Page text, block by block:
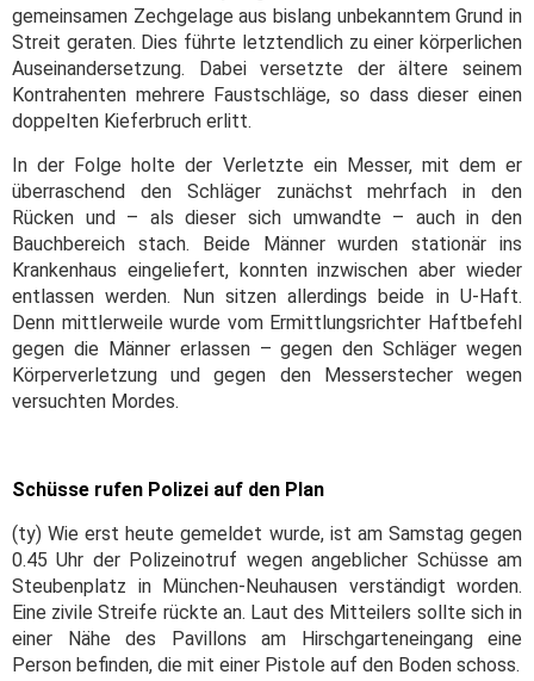
gemeinsamen Zechgelage aus bislang unbekanntem Grund in
Streit geraten. Dies führte letztendlich zu einer körperlichen
Auseinandersetzung. Dabei versetzte der ältere seinem
Kontrahenten mehrere Faustschläge, so dass dieser einen
doppelten Kieferbruch erlitt.
In der Folge holte der Verletzte ein Messer, mit dem er
überraschend den Schläger zunächst mehrfach in den
Rücken und – als dieser sich umwandte – auch in den
Bauchbereich stach. Beide Männer wurden stationär ins
Krankenhaus eingeliefert, konnten inzwischen aber wieder
entlassen werden. Nun sitzen allerdings beide in U-Haft.
Denn mittlerweile wurde vom Ermittlungsrichter Haftbefehl
gegen die Männer erlassen – gegen den Schläger wegen
Körperverletzung und gegen den Messerstecher wegen
versuchten Mordes.
Schüsse rufen Polizei auf den Plan
(ty) Wie erst heute gemeldet wurde, ist am Samstag gegen
0.45 Uhr der Polizeinotruf wegen angeblicher Schüsse am
Steubenplatz in München-Neuhausen verständigt worden.
Eine zivile Streife rückte an. Laut des Mitteilers sollte sich in
einer Nähe des Pavillons am Hirschgarteneingang eine
Person befinden, die mit einer Pistole auf den Boden schoss.